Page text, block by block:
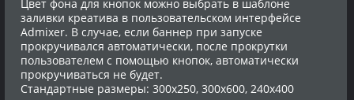
Цвет фона для кнопок можно выбрать в шаблоне
заливки креатива в пользовательском интерфейсе
Admixer. В случае, если баннер при запуске
прокручивался автоматически, после прокрутки
пользователем с помощью кнопок, автоматически
прокручиваться не будет.
Стандартные размеры: 300x250, 300х600, 240х400